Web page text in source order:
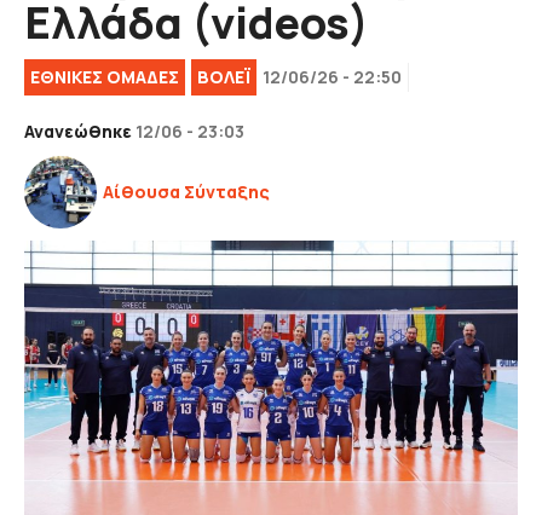
Ελλάδα (videos)
EΘΝΙΚΈΣ ΟΜΆΔΕΣ ΒOΛΕΪ 12/06/26 - 22:50
Ανανεώθηκε 12/06 - 23:03
Αίθουσα Σύνταξης